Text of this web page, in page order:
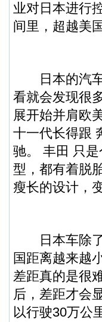
业对日本进行
间里，超越美
日本的汽车
看就会发现很
展开始并肩欧
十一代长得跟
驰。 丰田 只
型，都有着脱
瘦长的设计，
日本车除了
国距离越来越
差距真的是很
后，差距才会
以行驶30万公